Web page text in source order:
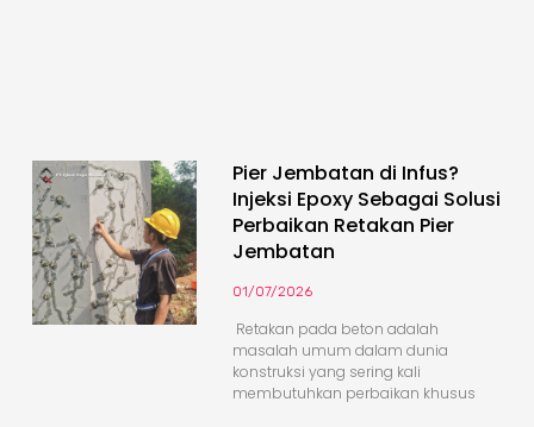
Pier Jembatan di Infus?
Injeksi Epoxy Sebagai Solusi
Perbaikan Retakan Pier
Jembatan
01/07/2026
Retakan pada beton adalah
masalah umum dalam dunia
konstruksi yang sering kali
membutuhkan perbaikan khusus